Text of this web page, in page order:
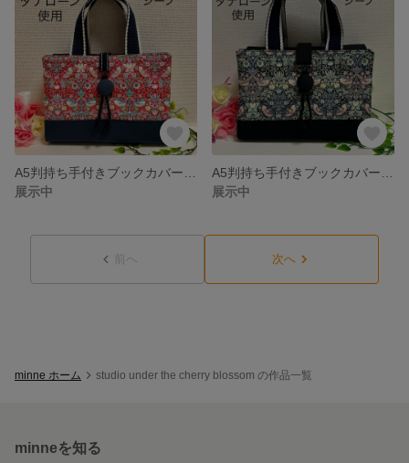
展示中
展示中
前へ 次へ
minne ホーム studio under the cherry blossom の作品一覧
minneを知る